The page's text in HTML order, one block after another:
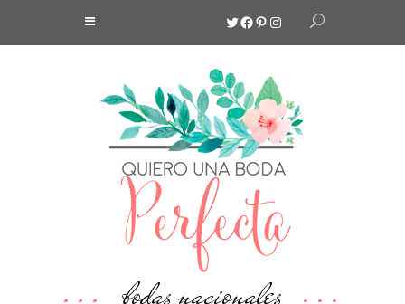
Twitter
Facebook
Pinterest
Instagram
,